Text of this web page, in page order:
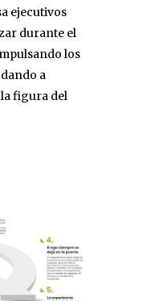
ejecutivos
durante el
los
a
figura del